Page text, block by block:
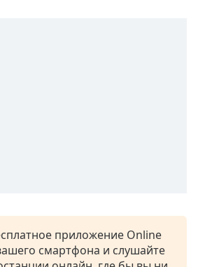
приложение Online
смартфона и слушайте